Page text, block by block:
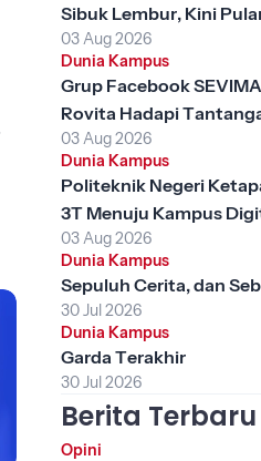
Sibuk Lembur, Kini
03 Aug 2026
Dunia Kampus
Grup Facebook
Rovita Hadapi
03 Aug 2026
Dunia Kampus
Politeknik Negeri
3T Menuju Kampus
03 Aug 2026
Dunia Kampus
Sepuluh Cerita, dan
30 Jul 2026
Dunia Kampus
Garda Terakhir
30 Jul 2026
Berita Terbaru
Opini